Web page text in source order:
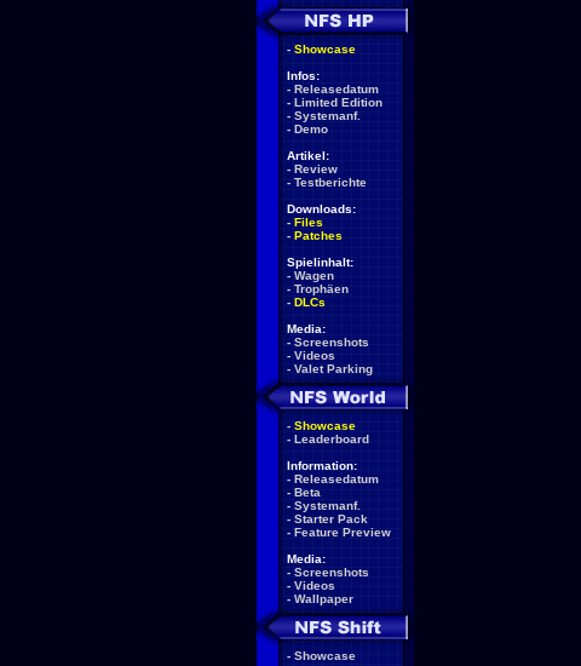
- Showcase
Infos:
- Releasedatum
- Limited Edition
- Systemanf.
- Demo
Artikel:
- Review
- Testberichte
Downloads:
- Files
- Patches
Spielinhalt:
- Wagen
- Trophäen
- DLCs
Media:
- Screenshots
- Videos
- Valet Parking
- Showcase
- Leaderboard
Information:
- Releasedatum
- Beta
- Systemanf.
- Starter Pack
- Feature Preview
Media:
- Screenshots
- Videos
- Wallpaper
- Showcase